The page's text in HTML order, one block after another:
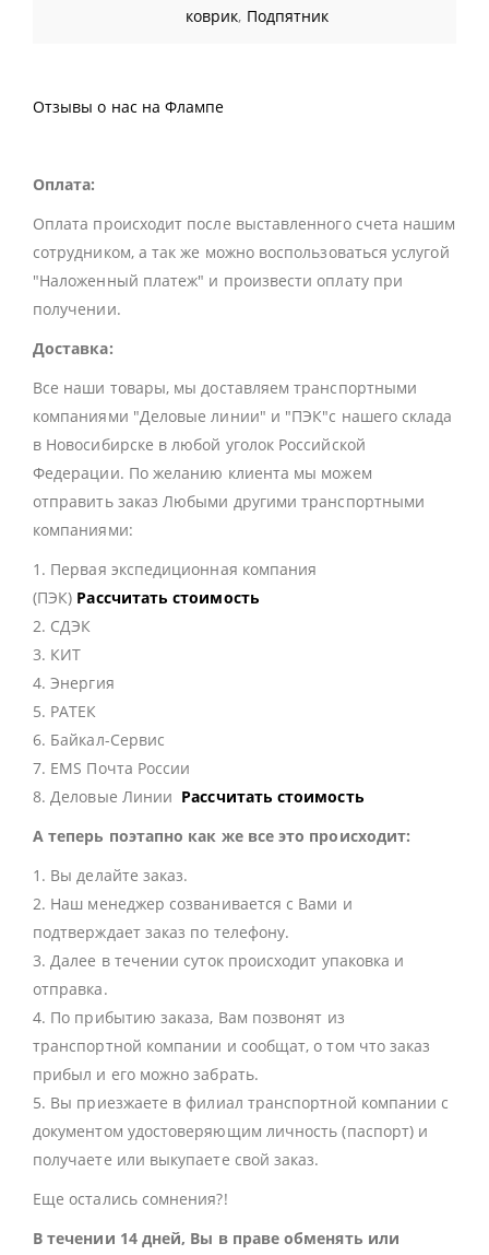
коврик, Подпятник
Отзывы о нас на Флампе
Оплата:
Оплата происходит после выставленного счета нашим
сотрудником, а так же можно воспользоваться услугой
"Наложенный платеж" и произвести оплату при
получении.
Доставка:
Все наши товары, мы доставляем транспортными
компаниями "Деловые линии" и "ПЭК"с нашего склада
в Новосибирске в любой уголок Российской
Федерации. По желанию клиента мы можем
отправить заказ Любыми другими транспортными
компаниями:
1. Первая экспедиционная компания
(ПЭК) Рассчитать стоимость
2. СДЭК
3. КИТ
4. Энергия
5. РАТЕК
6. Байкал-Сервис
7. EMS Почта России
8. Деловые Линии Рассчитать стоимость
А теперь поэтапно как же все это происходит:
1. Вы делайте заказ.
2. Наш менеджер созванивается с Вами и
подтверждает заказ по телефону.
3. Далее в течении суток происходит упаковка и
отправка.
4. По прибытию заказа, Вам позвонят из
транспортной компании и сообщат, о том что заказ
прибыл и его можно забрать.
5. Вы приезжаете в филиал транспортной компании с
документом удостоверяющим личность (паспорт) и
получаете или выкупаете свой заказ.
Еще остались сомнения?!
В течении 14 дней, Вы в праве обменять или